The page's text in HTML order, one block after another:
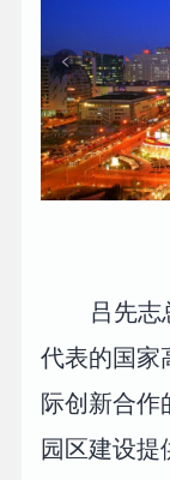
吕先志
代表的国家
际创新合作
园区建设提